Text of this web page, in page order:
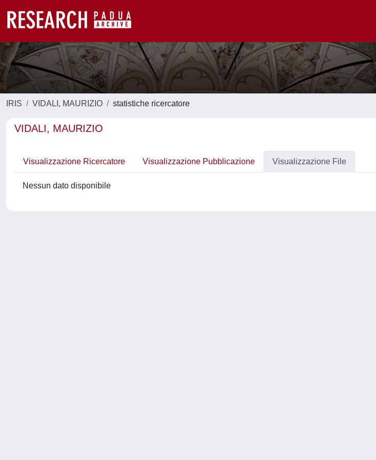
IRIS VIDALI, MAURIZIO statistiche ricercatore
VIDALI, MAURIZIO
Visualizzazione Ricercatore Visualizzazione Pubblicazione Visualizzazione File
Nessun dato disponibile